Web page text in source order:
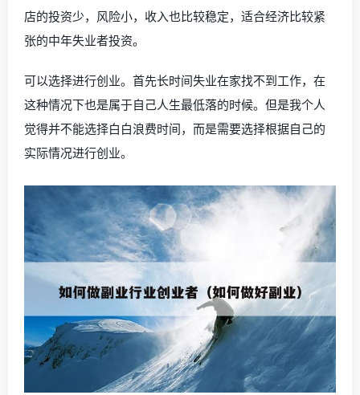
店的投资少，风险小，收入也比较稳定，适合经济比较紧
张的中年失业者投资。
可以选择进行创业。首先长时间失业在家找不到工作，在
这种情况下也是属于自己人生最低落的时候。但是我个人
觉得并不能选择白白浪费时间，而是需要选择根据自己的
实际情况进行创业。